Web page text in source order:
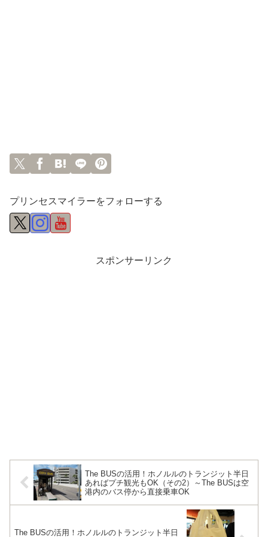
プリンセスマイラーをフォローする
スポンサーリンク
The BUSの活用！ホノルルのトランジット半日
あればプチ観光もOK（その2）～The BUSは空
港内のバス停から直接乗車OK
The BUSの活用！ホノルルのトランジット半日